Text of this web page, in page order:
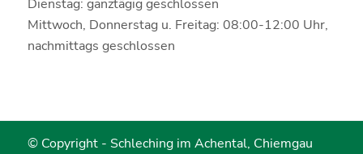
Dienstag: ganztägig geschlossen
Mittwoch, Donnerstag u. Freitag: 08:00-12:00 Uhr,
nachmittags geschlossen
© Copyright - Schleching im Achental, Chiemgau